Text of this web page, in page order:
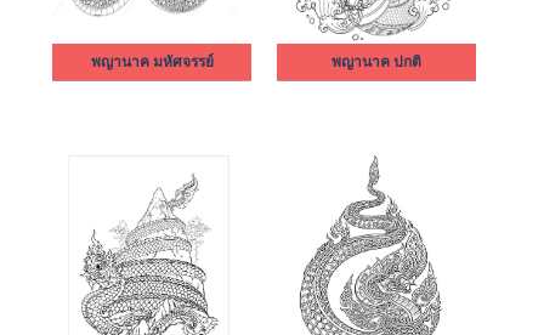
พญานาค มหัศจรรย์ พญานาค ปกติ